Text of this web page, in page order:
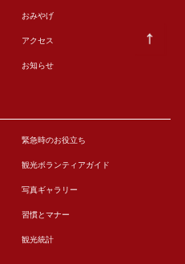
おみやげ
アクセス
お知らせ
緊急時のお役立ち
観光ボランティアガイド
写真ギャラリー
習慣とマナー
観光統計